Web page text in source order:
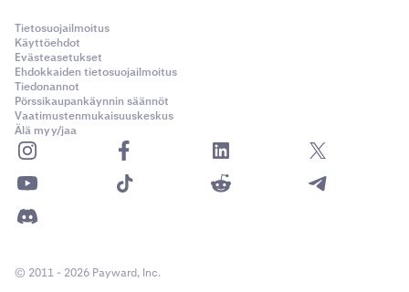
Tietosuojailmoitus
Käyttöehdot
Evästeasetukset
Ehdokkaiden tietosuojailmoitus
Tiedonannot
Pörssikaupankäynnin säännöt
Vaatimustenmukaisuuskeskus
Älä myy/jaa
© 2011 - 2026 Payward, Inc.